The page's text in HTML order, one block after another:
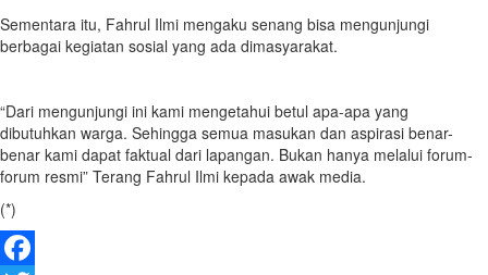
Sementara itu, Fahrul Ilmi mengaku senang bisa mengunjungi
berbagai kegiatan sosial yang ada dimasyarakat.
“Dari mengunjungi ini kami mengetahui betul apa-apa yang
dibutuhkan warga. Sehingga semua masukan dan aspirasi benar-
benar kami dapat faktual dari lapangan. Bukan hanya melalui forum-
forum resmi” Terang Fahrul Ilmi kepada awak media.
(*)